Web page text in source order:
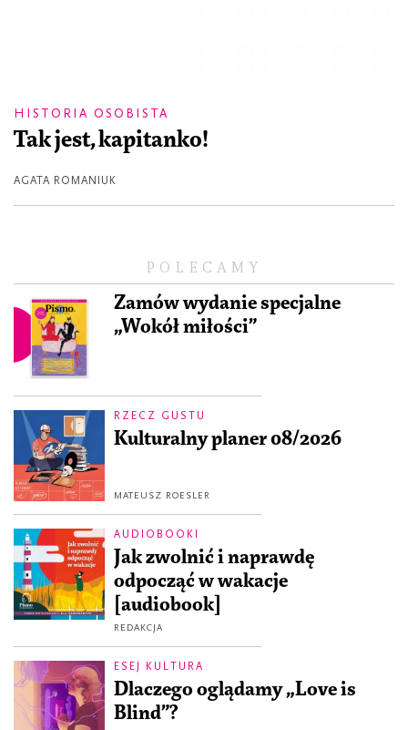
POLECAMY
Zamów wydanie specjalne
„Wokół miłości”
RZECZ GUSTU
Kulturalny planer 08/2026
MATEUSZ ROESLER
AUDIOBOOKI
Jak zwolnić i naprawdę
odpocząć w wakacje
[audiobook]
REDAKCJA
ESEJ KULTURA
Dlaczego oglądamy „Love is
Blind”?
HISTORIA OSOBISTA
Tak jest, kapitanko!
AGATA ROMANIUK